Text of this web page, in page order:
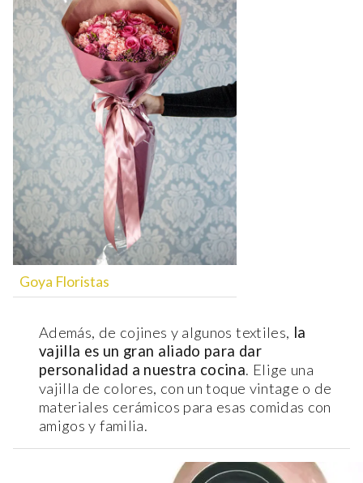
Goya Floristas
Además, de cojines y algunos textiles, la
vajilla es un gran aliado para dar
personalidad a nuestra cocina. Elige una
vajilla de colores, con un toque vintage o de
materiales cerámicos para esas comidas con
amigos y familia.